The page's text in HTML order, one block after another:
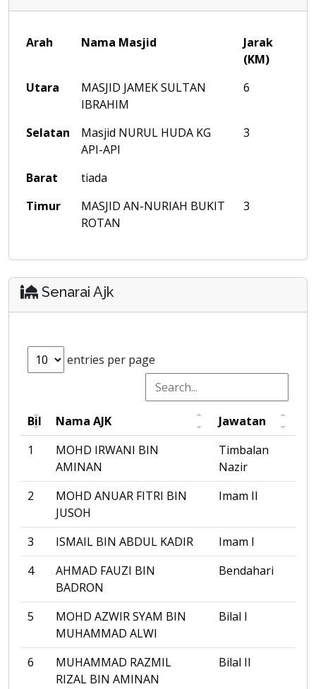
Arah Nama Masjid
Jarak
(KM)
Utara
MASJID JAMEK SULTAN
IBRAHIM
6
Selatan
Masjid NURUL HUDA KG
API-API
3
Barat
tiada
Timur
MASJID AN-NURIAH BUKIT
ROTAN
3
Senarai Ajk
entries per page
Bil Nama AJK
Jawatan
1
MOHD IRWANI BIN
AMINAN
Timbalan
Nazir
2
MOHD ANUAR FITRI BIN
JUSOH
Imam II
3 ISMAIL BIN ABDUL KADIR
Imam I
4
AHMAD FAUZI BIN
BADRON
Bendahari
5
MOHD AZWIR SYAM BIN
MUHAMMAD ALWI
Bilal I
6
MUHAMMAD RAZMIL
RIZAL BIN AMINAN
Bilal II